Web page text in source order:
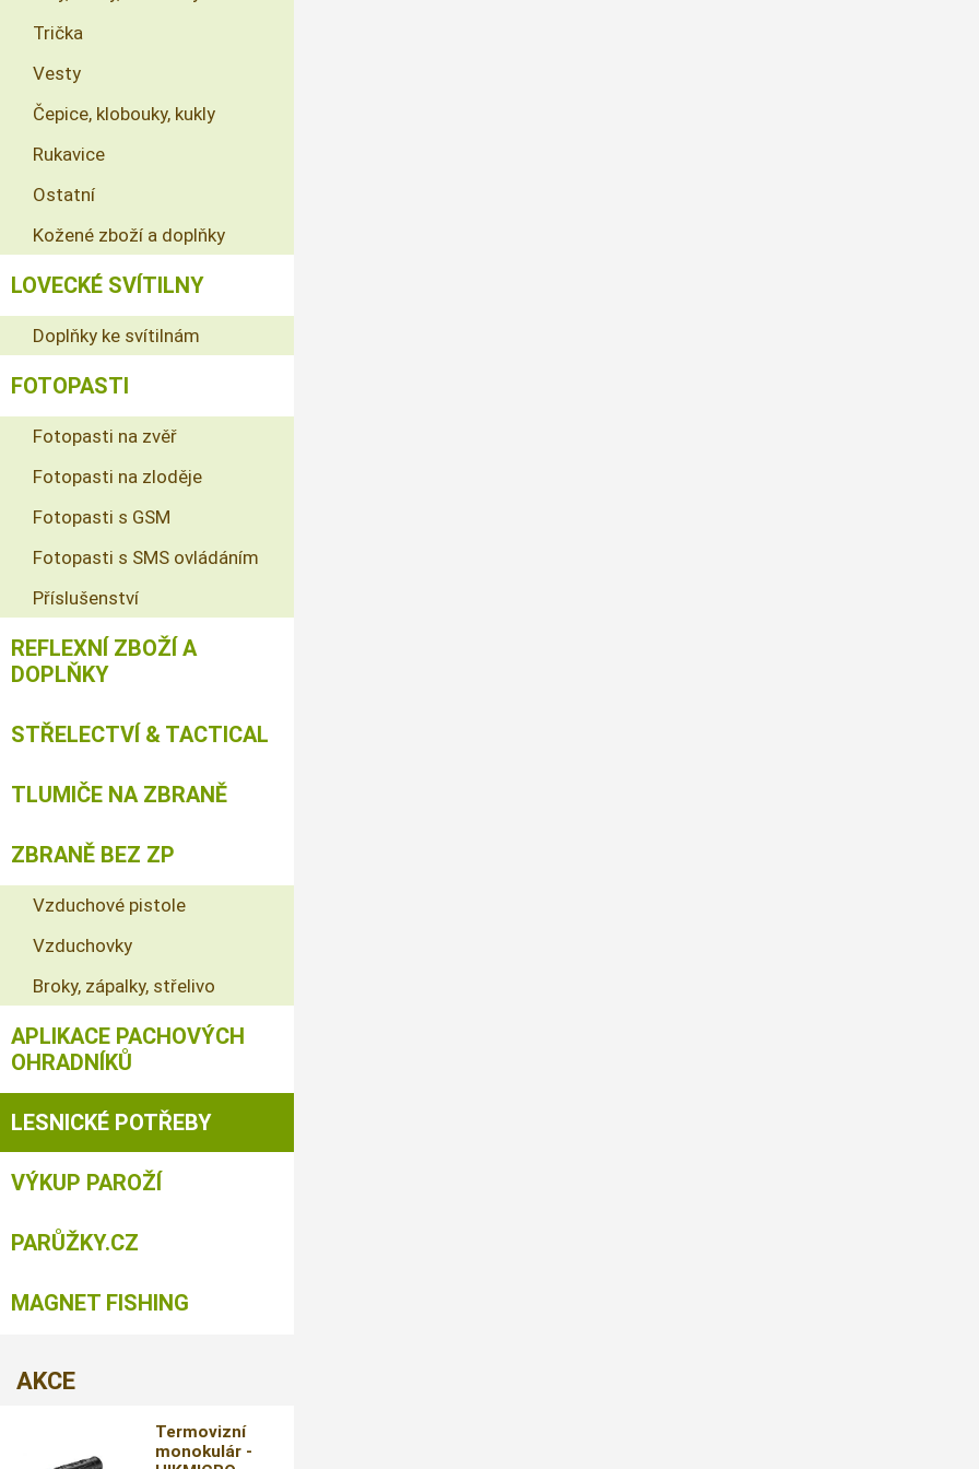
Trička
Vesty
Čepice, klobouky, kukly
Rukavice
Ostatní
Kožené zboží a doplňky
LOVECKÉ SVÍTILNY
Doplňky ke svítilnám
FOTOPASTI
Fotopasti na zvěř
Fotopasti na zloděje
Fotopasti s GSM
Fotopasti s SMS ovládáním
Příslušenství
REFLEXNÍ ZBOŽÍ A
DOPLŇKY
STŘELECTVÍ & TACTICAL
TLUMIČE NA ZBRANĚ
ZBRANĚ BEZ ZP
Vzduchové pistole
Vzduchovky
Broky, zápalky, střelivo
APLIKACE PACHOVÝCH
OHRADNÍKŮ
LESNICKÉ POTŘEBY
VÝKUP PAROŽÍ
PARŮŽKY.CZ
MAGNET FISHING
AKCE
Termovizní
monokulár -